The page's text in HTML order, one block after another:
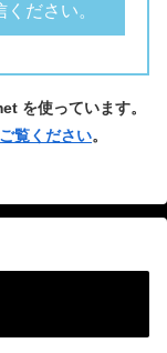
を使っています。
覧ください。